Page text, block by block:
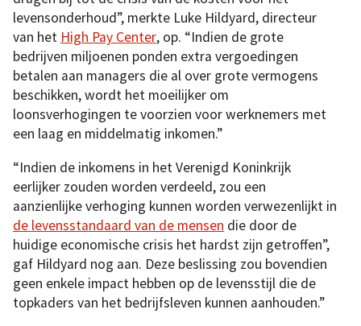
levensonderhoud”, merkte Luke Hildyard, directeur
van het High Pay Center, op. “Indien de grote
bedrijven miljoenen ponden extra vergoedingen
betalen aan managers die al over grote vermogens
beschikken, wordt het moeilijker om
loonsverhogingen te voorzien voor werknemers met
een laag en middelmatig inkomen.”
“Indien de inkomens in het Verenigd Koninkrijk
eerlijker zouden worden verdeeld, zou een
aanzienlijke verhoging kunnen worden verwezenlijkt in
de levensstandaard van de mensen die door de
huidige economische crisis het hardst zijn getroffen”,
gaf Hildyard nog aan. Deze beslissing zou bovendien
geen enkele impact hebben op de levensstijl die de
topkaders van het bedrijfsleven kunnen aanhouden.”